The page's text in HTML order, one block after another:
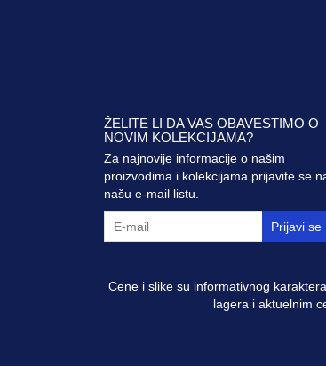
ŽELITE LI DA VAS OBAVESTIMO O
NOVIM KOLEKCIJAMA?
Za najnovije informacije o našim
proizvodima i kolekcijama prijavite se
našu e-mail listu.
Prijavi se
Cene i slike su informativnog
lagera i aktuelnim